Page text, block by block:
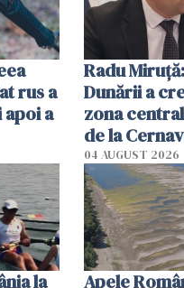
rus a
a
Radu
Dunării a
zona
de la
cm faţă de
04 AUGUST 2026
la
Apele